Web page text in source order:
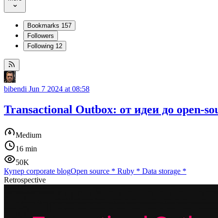
Bookmarks 157
Followers
Following 12
bibendi Jun 7 2024 at 08:58
Transactional Outbox: от идеи до open-
Medium
16 min
50K
Купер corporate blogOpen source * Ruby * Data storage *
Retrospective